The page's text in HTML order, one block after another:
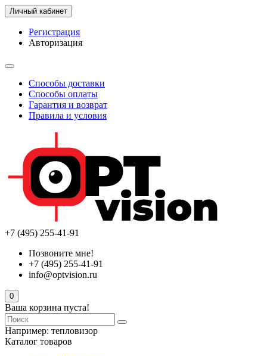
Личный кабинет
Регистрация
Авторизация
Способы доставки
Способы оплаты
Гарантия и возврат
Правила и условия
+7 (495) 255-41-91
Позвоните мне!
+7 (495) 255-41-91
info@optvision.ru
0
Ваша корзина пуста!
Например: тепловизор
Каталог товаров